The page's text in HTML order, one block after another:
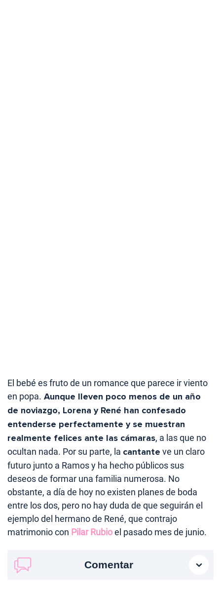
El bebé es fruto de un romance que parece ir viento
en popa. Aunque lleven poco menos de un año
de noviazgo, Lorena y René han confesado
entenderse perfectamente y se muestran
realmente felices ante las cámaras, a las que no
ocultan nada. Por su parte, la cantante ve un claro
futuro junto a Ramos y ha hecho públicos sus
deseos de formar una familia numerosa. No
obstante, a día de hoy no existen planes de boda
entre los dos, pero no hay duda de que seguirán el
ejemplo del hermano de René, que contrajo
matrimonio con Pilar Rubioel pasado mes de junio.
Comentar